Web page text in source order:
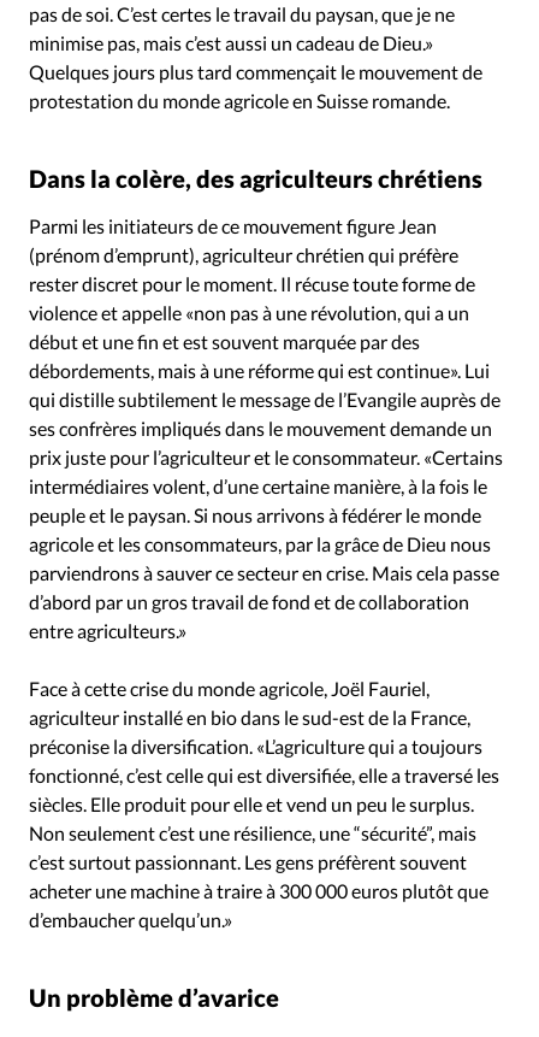
pas de soi. C’est certes le travail du paysan, que je ne
minimise pas, mais c’est aussi un cadeau de Dieu.»
Quelques jours plus tard commençait le mouvement de
protestation du monde agricole en Suisse romande.
Dans la colère, des agriculteurs chrétiens
Parmi les initiateurs de ce mouvement figure Jean
(prénom d’emprunt), agriculteur chrétien qui préfère
rester discret pour le moment. Il récuse toute forme de
violence et appelle «non pas à une révolution, qui a un
début et une fin et est souvent marquée par des
débordements, mais à une réforme qui est continue». Lui
qui distille subtilement le message de l’Evangile auprès de
ses confrères impliqués dans le mouvement demande un
prix juste pour l’agriculteur et le consommateur. «Certains
intermédiaires volent, d’une certaine manière, à la fois le
peuple et le paysan. Si nous arrivons à fédérer le monde
agricole et les consommateurs, par la grâce de Dieu nous
parviendrons à sauver ce secteur en crise. Mais cela passe
d’abord par un gros travail de fond et de collaboration
entre agriculteurs.»
Face à cette crise du monde agricole, Joël Fauriel,
agriculteur installé en bio dans le sud-est de la France,
préconise la diversification. «L’agriculture qui a toujours
fonctionné, c’est celle qui est diversifiée, elle a traversé les
siècles. Elle produit pour elle et vend un peu le surplus.
Non seulement c’est une résilience, une “sécurité”, mais
c’est surtout passionnant. Les gens préfèrent souvent
acheter une machine à traire à 300 000 euros plutôt que
d’embaucher quelqu’un.»
Un problème d’avarice